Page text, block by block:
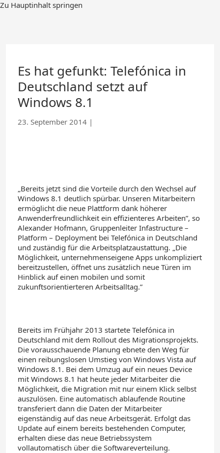
Zum
Zu Hauptinhalt springen
Es hat gefunkt: Telefónica in
Deutschland setzt auf
Windows 8.1
23. September 2014 |
„Bereits jetzt sind die Vorteile durch den Wechsel auf
Windows 8.1 deutlich spürbar. Unseren Mitarbeitern
ermöglicht die neue Plattform dank höherer
Anwenderfreundlichkeit ein effizienteres Arbeiten”, so
Alexander Hofmann, Gruppenleiter Infastructure –
Platform – Deployment bei Telefónica in Deutschland
und zuständig für die Arbeitsplatzaustattung. „Die
Möglichkeit, unternehmenseigene Apps unkompliziert
bereitzustellen, öffnet uns zusätzlich neue Türen im
Hinblick auf einen mobilen und somit
zukunftsorientierteren Arbeitsalltag.”
Bereits im Frühjahr 2013 startete Telefónica in
Deutschland mit dem Rollout des Migrationsprojekts.
Die vorausschauende Planung ebnete den Weg für
einen reibungslosen Umstieg von Windows Vista auf
Windows 8.1. Bei dem Umzug auf ein neues Device
mit Windows 8.1 hat heute jeder Mitarbeiter die
Möglichkeit, die Migration mit nur einem Klick selbst
auszulösen. Eine automatisch ablaufende Routine
transferiert dann die Daten der Mitarbeiter
eigenständig auf das neue Arbeitsgerät. Erfolgt das
Update auf einem bereits bestehenden Computer,
erhalten diese das neue Betriebssystem
vollautomatisch über die Softwareverteilung.